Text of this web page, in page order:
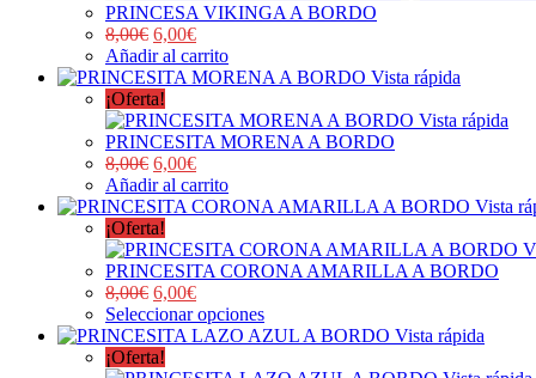
PRINCESA VIKINGA A BORDO
8,00€ 6,00€
Añadir al carrito
Vista rápida
¡Oferta!
Vista rápida
PRINCESITA MORENA A BORDO
8,00€ 6,00€
Añadir al carrito
Vista
¡Oferta!
PRINCESITA CORONA AMARILLA A BORDO
8,00€ 6,00€
Seleccionar opciones
Vista rápida
¡Oferta!